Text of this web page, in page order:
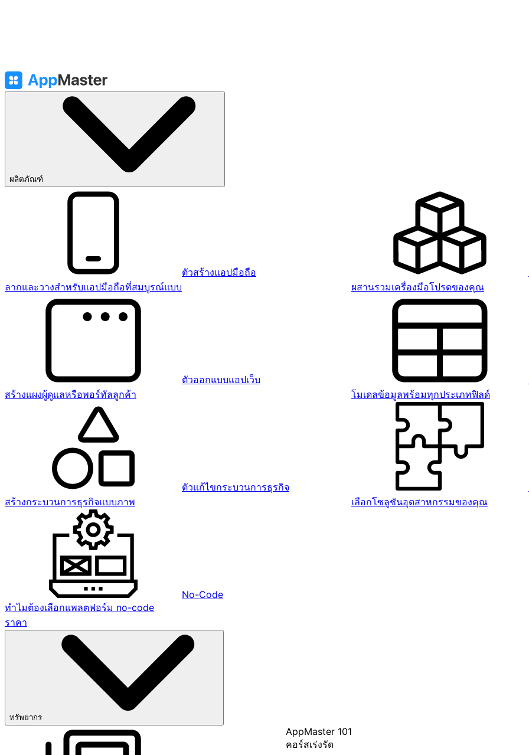
ผลิตภัณฑ์
ตัวสร้างแอปมือถือ
ลากและวางสำหรับแอปมือถือที่สมบูรณ์แบบ
ผสานรวมเครื่องมือโปรดของคุณ
ตัวออกแบบแอปเว็บ
สร้างแผงผู้ดูแลหรือพอร์ทัลลูกค้า
โมเดลข้อมูลพร้อมทุกประเภทฟิลด์
ตัวแก้ไขกระบวนการธุรกิจ
สร้างกระบวนการธุรกิจแบบภาพ
เลือกโซลูชันอุตสาหกรรมของคุณ
No-Code
ทำไมต้องเลือกแพลตฟอร์ม no-code
ราคา
ทรัพยากร
AppMaster 101
คอร์สเร่งรัด